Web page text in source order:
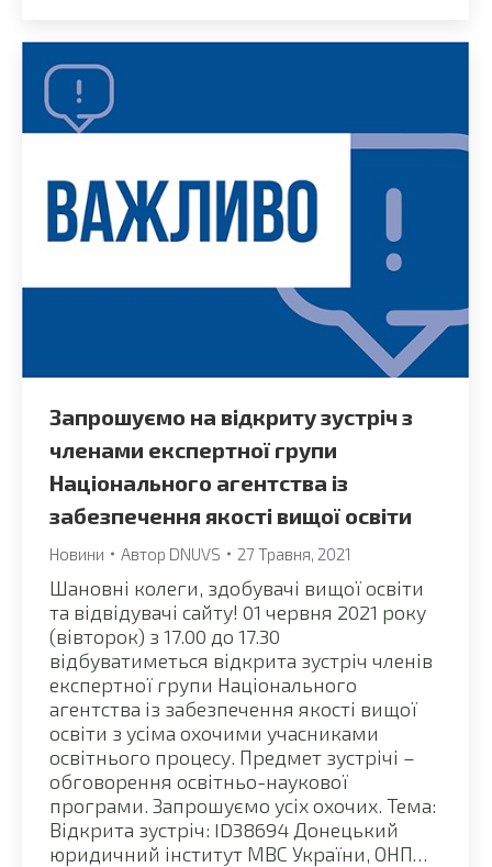
Запрошуємо на відкриту зустріч з
членами експертної групи
Національного агентства із
забезпечення якості вищої освіти
Новини Автор DNUVS 27 Травня, 2021
Шановні колеги, здобувачі вищої освіти
та відвідувачі сайту! 01 червня 2021 року
(вівторок) з 17.00 до 17.30
відбуватиметься відкрита зустріч членів
експертної групи Національного
агентства із забезпечення якості вищої
освіти з усіма охочими учасниками
освітнього процесу. Предмет зустрічі –
обговорення освітньо-наукової
програми. Запрошуємо усіх охочих. Тема:
Відкрита зустріч: ID38694 Донецький
юридичний інститут МВС України, ОНП…